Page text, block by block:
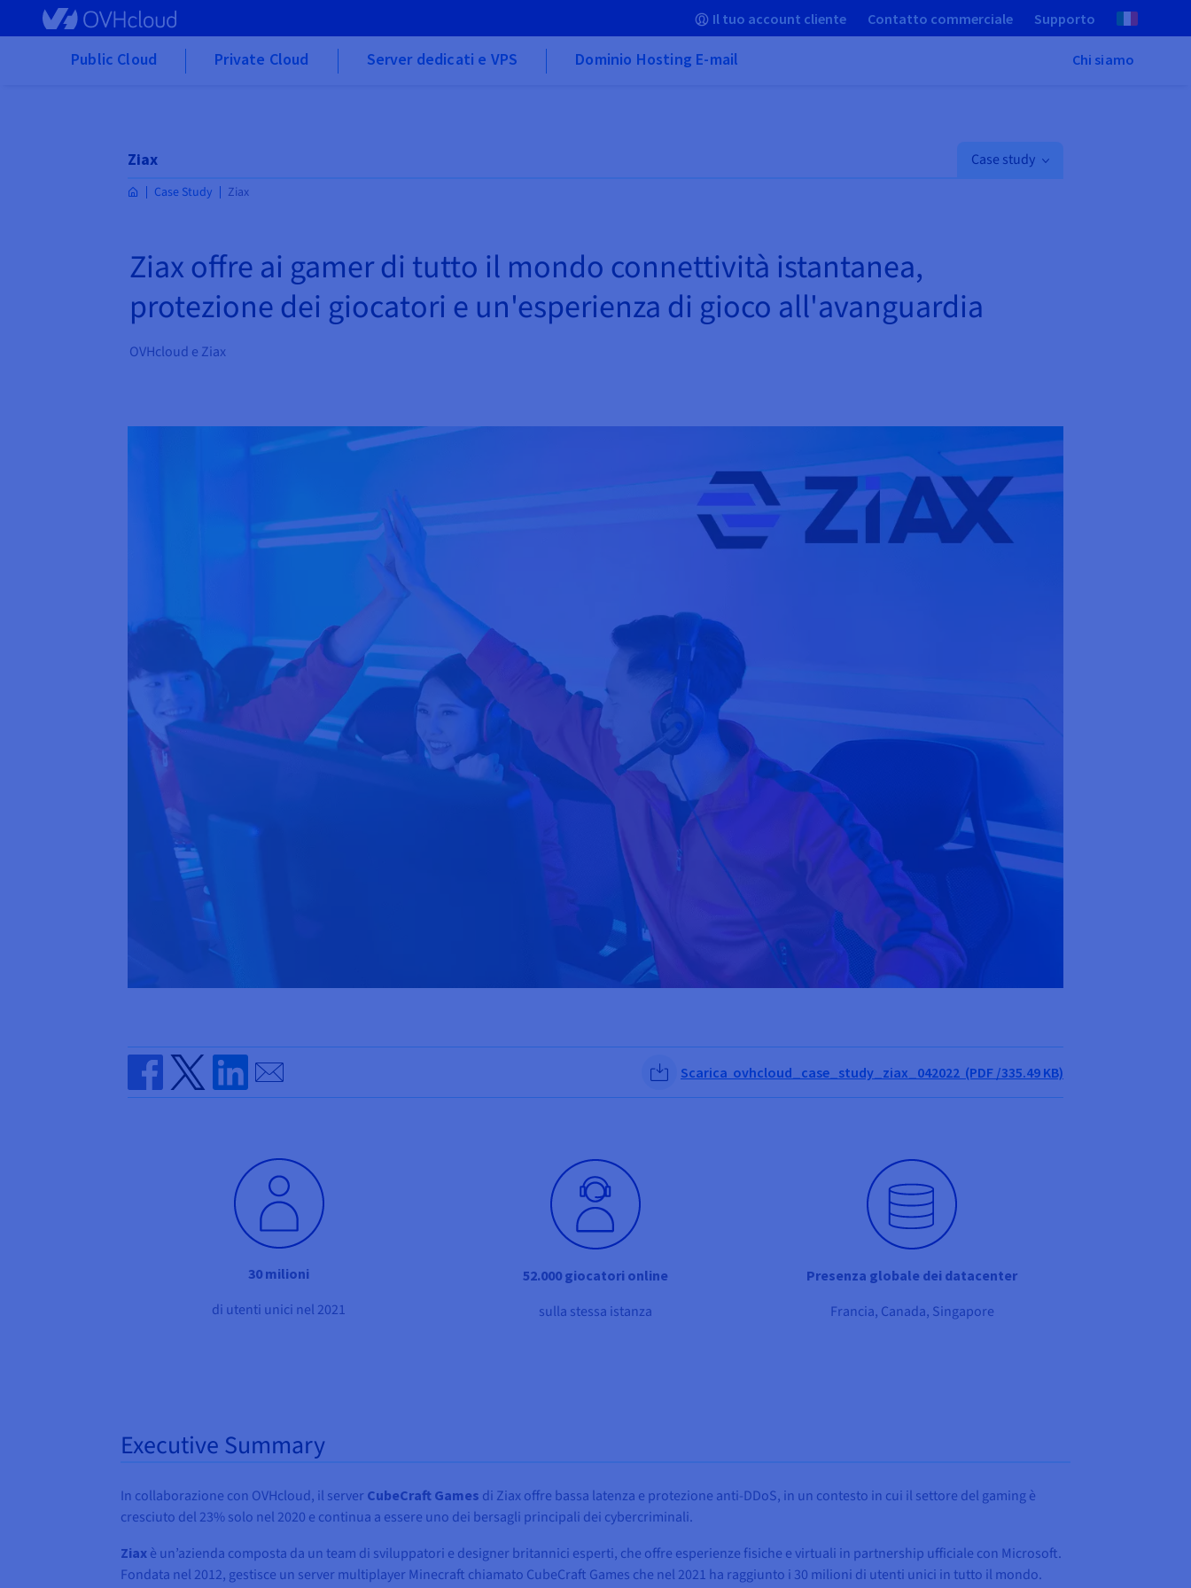
Skip to main content Il tuo account cliente Contatto commerciale Supporto
Public Cloud Private Cloud Server dedicati e VPS Dominio Hosting E-mail Chi siamo
Ziax Case study
Case Study Ziax
Ziax offre ai gamer di tutto il mondo connettività istantanea,
protezione dei giocatori e un'esperienza di gioco all'avanguardia
OVHcloud e Ziax
Share on Facebook
Share on Twitter
Share on Linkedin
Send by email Scarica ovhcloud_case_study_ziax_042022 (PDF /335.49 KB)
30 milioni
di utenti unici nel 2021
52.000 giocatori online
sulla stessa istanza
Presenza globale dei datacenter
Francia, Canada, Singapore
Executive Summary
In collaborazione con OVHcloud, il server CubeCraft Games di Ziax offre bassa latenza e protezione anti-DDoS, in un contesto in cui il settore del gaming è
cresciuto del 23% solo nel 2020 e continua a essere uno dei bersagli principali dei cybercriminali.
Ziax è un’azienda composta da un team di sviluppatori e designer britannici esperti, che offre esperienze fisiche e virtuali in partnership ufficiale con Microsoft.
Fondata nel 2012, gestisce un server multiplayer Minecraft chiamato CubeCraft Games che nel 2021 ha raggiunto i 30 milioni di utenti unici in tutto il mondo.